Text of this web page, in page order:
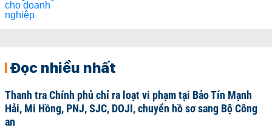
Đọc nhiều nhất
Thanh tra Chính phủ chỉ ra loạt vi phạm tại Bảo Tín Mạnh
Hải, Mi Hồng, PNJ, SJC, DOJI, chuyển hồ sơ sang Bộ Công
an